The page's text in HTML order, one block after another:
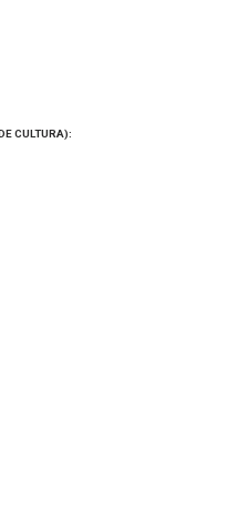
CULTURA):